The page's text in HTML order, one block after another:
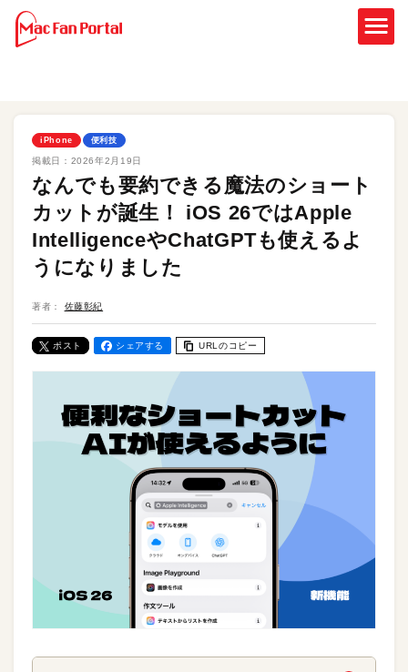
iPhone 便利技
掲載日： 2026年2月19日
なんでも要約できる魔法のショート
カットが誕生！ iOS 26ではApple
IntelligenceやChatGPTも使えるよ
うになりました
著者： 佐藤彰紀
ポスト シェアする URLのコピー